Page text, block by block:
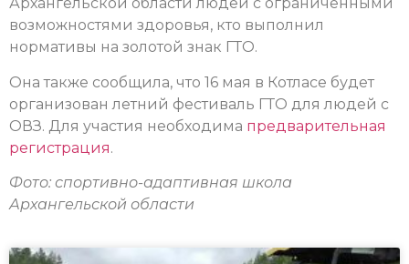
Архангельской области людей с ограниченными
возможностями здоровья, кто выполнил
нормативы на золотой знак ГТО.
Она также сообщила, что 16 мая в Котласе будет
организован летний фестиваль ГТО для людей с
ОВЗ. Для участия необходима предварительная
регистрация.
Фото: спортивно-адаптивная школа
Архангельской области